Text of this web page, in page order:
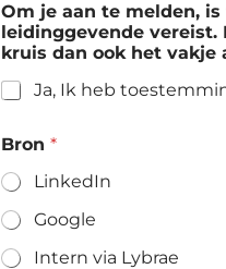
Om je aan te melden,
leidinggevende vereist.
kruis dan ook het vakje
Ja, Ik heb
Bron *
LinkedIn
Google
Intern via Lybrae